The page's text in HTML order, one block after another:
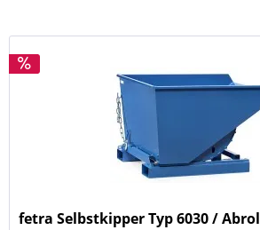
fetra Selbstkipper Typ 6030 /